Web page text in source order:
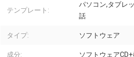
テンプレート:
パソコン,タブレ
話
タイプ: ソフトウェア
成分: ソフトウェア